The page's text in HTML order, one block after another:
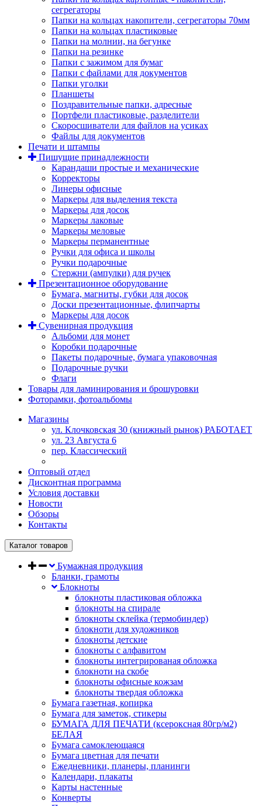
сегрегаторы
Папки на кольцах накопители, сегрегаторы 70мм
Папки на кольцах пластиковые
Папки на молнии, на бегунке
Папки на резинке
Папки с зажимом для бумаг
Папки с файлами для документов
Папки уголки
Планшеты
Поздравительные папки, адресные
Портфели пластиковые, разделители
Скоросшиватели для файлов на усиках
Файлы для документов
Печати и штампы
Пишущие принадлежности
Карандаши простые и механические
Корректоры
Линеры офисные
Маркеры для выделения текста
Маркеры для досок
Маркеры лаковые
Маркеры меловые
Маркеры перманентные
Ручки для офиса и школы
Ручки подарочные
Стержни (ампулки) для ручек
Презентационное оборудование
Бумага, магниты, губки для досок
Доски презентационные, флипчарты
Маркеры для досок
Сувенирная продукция
Альбоми для монет
Коробки подарочные
Пакеты подарочные, бумага упаковочная
Подарочные ручки
Флаги
Товары для ламинирования и брошуровки
Фоторамки, фотоальбомы
Магазины
ул. Клочковская 30 (книжный рынок) РАБОТАЕТ
ул. 23 Августа 6
пер. Классический
Оптовый отдел
Дисконтная программа
Условия доставки
Новости
Обзоры
Контакты
Каталог товаров
Бумажная продукция
Бланки, грамоты
Блокноты
блокноты пластиковая обложка
блокноты на спирале
блокноты склейка (термобиндер)
блокноти для художников
блокноты детские
блокноты с алфавитом
блокноты интегрированая обложка
блокноти на скобе
блокноты офисные кожзам
блокноты твердая обложка
Бумага газетная, копирка
Бумага для заметок, стикеры
БУМАГА ДЛЯ ПЕЧАТИ (ксероксная 80гр/м2)
БЕЛАЯ
Бумага самоклеющаяся
Бумага цветная для печати
Ежедневники, планеры, планинги
Календари, плакаты
Карты настенные
Конверты